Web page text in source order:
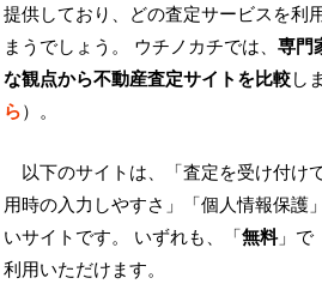
提供しており、どの査定サービスを利
まうでしょう。 ウチノカチでは、 専門
な観点から不動産査定サイトを比較し
ら）。
以下のサイトは、「査定を受け付け
用時の入力しやすさ」「個人情報保護
いサイトです。 いずれも、「無料」で
利用いただけます。